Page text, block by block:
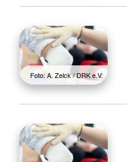
Foto: A. Zelck / DRK e.V.